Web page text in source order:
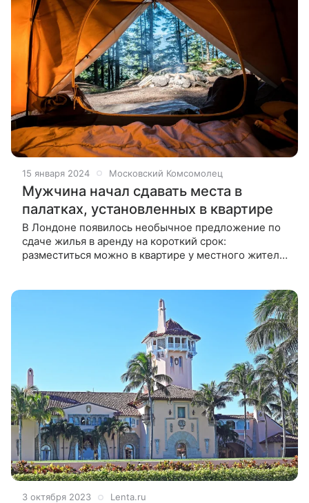
15 января 2024 Московский Комсомолец
Мужчина начал сдавать места в
палатках, установленных в квартире
В Лондоне появилось необычное предложение по
сдаче жилья в аренду на короткий срок:
разместиться можно в квартире у местного жителя
3 октября 2023 Lenta.ru